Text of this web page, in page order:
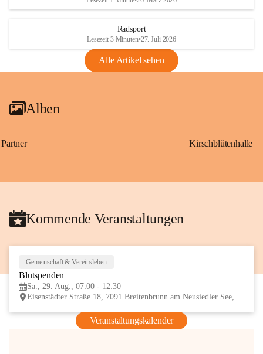
1 Seite•1,4 MB
VBl. EU Nr. 18_2026
Radsport
Lesezeit 3 Minuten•27. Juli 2026
Alle Artikel sehen
Alben
Partner Kirschblütenhalle
Kommende Veranstaltungen
Gemeinschaft & Vereinsleben
Blutspenden
Sa., 29. Aug., 07:00 - 12:30
Eisenstädter Straße 18, 7091 Breitenbrunn am Neusiedler See, AUT
Veranstaltungskalender